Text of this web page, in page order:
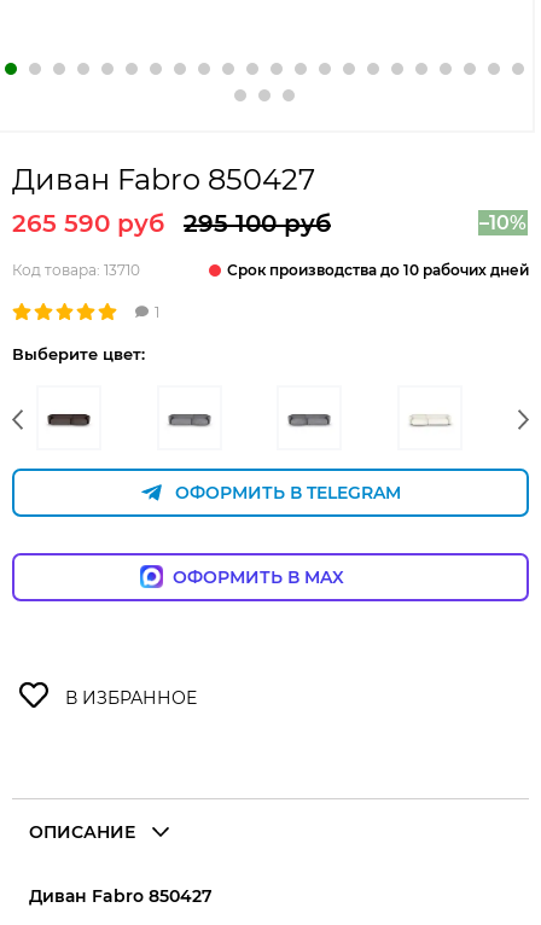
Диван Fabro 850427
265 590 руб 295 100 руб –10%
Код товара: 13710 Срок производства до 10 рабочих дней
1
Выберите цвет:
ОФОРМИТЬ В TELEGRAM
ОФОРМИТЬ В MAX
ОПИСАНИЕ
Диван Fabro 850427